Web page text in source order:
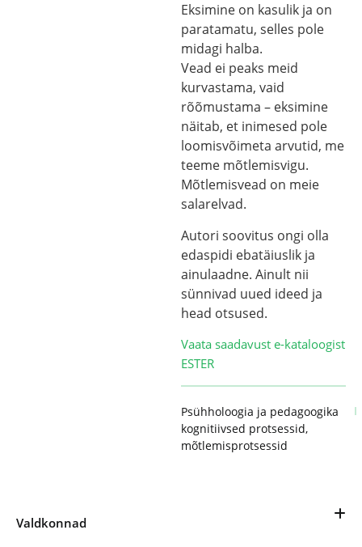
Eksimine on kasulik ja on
paratamatu, selles pole
midagi halba.
Vead ei peaks meid
kurvastama, vaid
rõõmustama – eksimine
näitab, et inimesed pole
loomisvõimeta arvutid, me
teeme mõtlemisvigu.
Mõtlemisvead on meie
salarelvad.
Autori soovitus ongi olla
edaspidi ebatäiuslik ja
ainulaadne. Ainult nii
sünnivad uued ideed ja
head otsused.
Vaata saadavust e-kataloogist
ESTER
Psühholoogia ja pedagoogika
kognitiivsed protsessid,
mõtlemisprotsessid
Valdkonnad